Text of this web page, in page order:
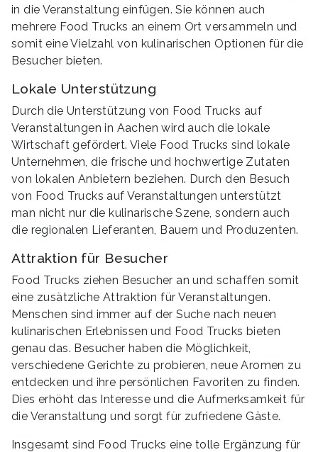
in die Veranstaltung einfügen. Sie können auch
mehrere Food Trucks an einem Ort versammeln und
somit eine Vielzahl von kulinarischen Optionen für die
Besucher bieten.
Lokale Unterstützung
Durch die Unterstützung von Food Trucks auf
Veranstaltungen in Aachen wird auch die lokale
Wirtschaft gefördert. Viele Food Trucks sind lokale
Unternehmen, die frische und hochwertige Zutaten
von lokalen Anbietern beziehen. Durch den Besuch
von Food Trucks auf Veranstaltungen unterstützt
man nicht nur die kulinarische Szene, sondern auch
die regionalen Lieferanten, Bauern und Produzenten.
Attraktion für Besucher
Food Trucks ziehen Besucher an und schaffen somit
eine zusätzliche Attraktion für Veranstaltungen.
Menschen sind immer auf der Suche nach neuen
kulinarischen Erlebnissen und Food Trucks bieten
genau das. Besucher haben die Möglichkeit,
verschiedene Gerichte zu probieren, neue Aromen zu
entdecken und ihre persönlichen Favoriten zu finden.
Dies erhöht das Interesse und die Aufmerksamkeit für
die Veranstaltung und sorgt für zufriedene Gäste.
Insgesamt sind Food Trucks eine tolle Ergänzung für